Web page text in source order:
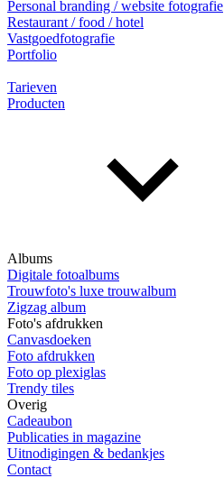
Personal branding / website fotografie
Restaurant / food / hotel
Vastgoedfotografie
Portfolio
Tarieven
Producten
Albums
Digitale fotoalbums
Trouwfoto's luxe trouwalbum
Zigzag album
Foto's afdrukken
Canvasdoeken
Foto afdrukken
Foto op plexiglas
Trendy tiles
Overig
Cadeaubon
Publicaties in magazine
Uitnodigingen & bedankjes
Contact